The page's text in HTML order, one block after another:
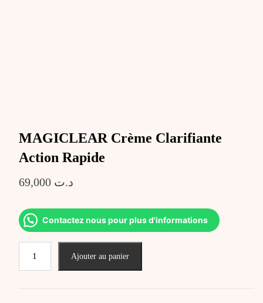
MAGICLEAR Crème Clarifiante
Action Rapide
د.ت 69,000
Contactez nous pour plus d'informations
Ajouter au panier